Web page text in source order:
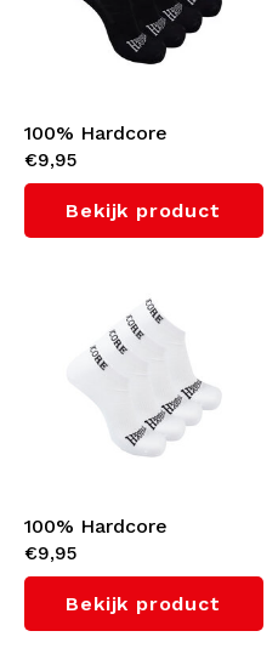
Zwemkleding
100% Hardcore
Enkelsokken 2-Pack
(Black)
€9,95
Bekijk product
100% Hardcore
Enkelsokken 2-Pack
(White)
€9,95
Bekijk product